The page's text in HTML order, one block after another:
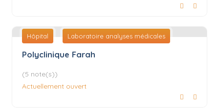
Hôpital Laboratoire analyses médicales
Polyclinique Farah
(5 note(s))
Actuellement ouvert